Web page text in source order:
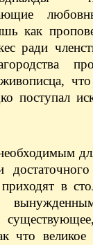
как
ради
живописца,
поступал
в
что великое